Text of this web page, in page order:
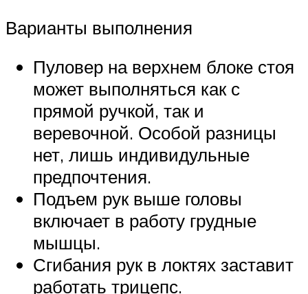
Варианты выполнения
Пуловер на верхнем блоке стоя
может выполняться как с
прямой ручкой, так и
веревочной. Особой разницы
нет, лишь индивидульные
предпочтения.
Подъем рук выше головы
включает в работу грудные
мышцы.
Сгибания рук в локтях заставит
работать трицепс.